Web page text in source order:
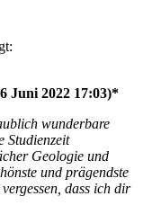
Juni 2022 17:03)*
wunderbare
Studienzeit
Geologie und
und prägendste
dass ich dir